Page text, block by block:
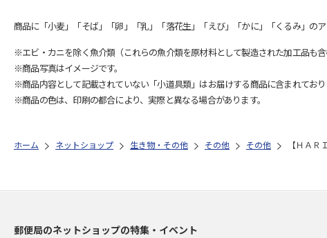
商品に「小麦」「そば」「卵」「乳」「落花生」「えび」「かに」「くるみ」の
※エビ・カニを除く魚介類（これらの魚介類を原材料として製造された加工品も
※商品写真はイメージです。
※商品内容として記載されていない「小道具類」はお届けする商品に含まれており
※商品の色は、印刷の都合により、実際と異なる場合があります。
ホーム ネットショップ 生き物・その他 その他 その他 【ＨＡ
郵便局のネットショップの特集・イベント